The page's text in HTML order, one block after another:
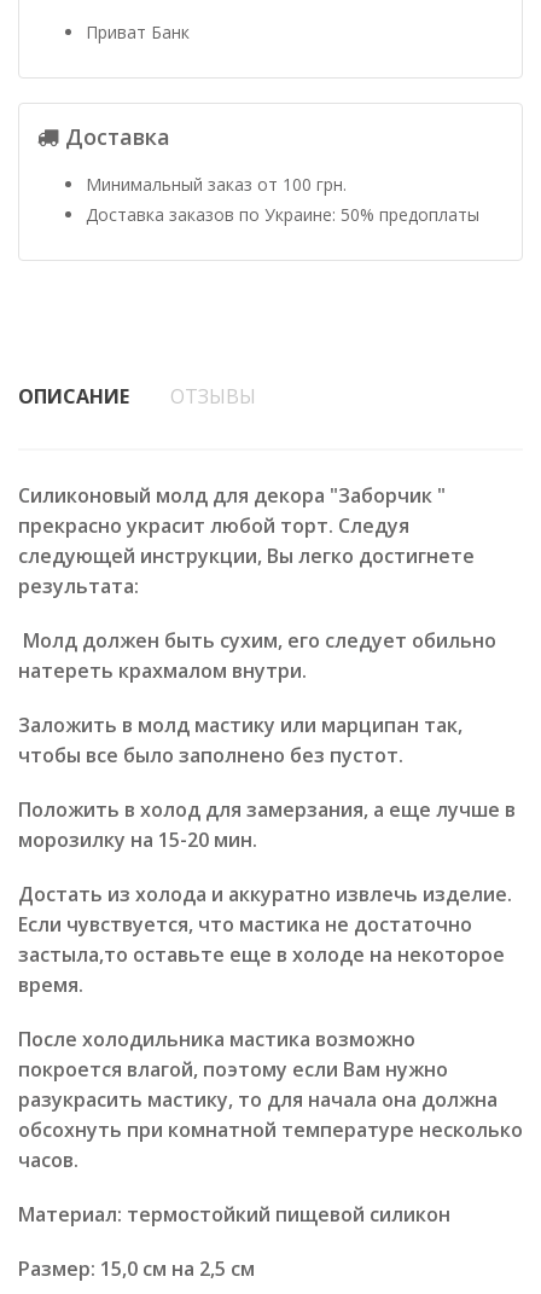
Приват Банк
Доставка
Минимальный заказ от 100 грн.
Доставка заказов по Украине: 50% предоплаты
ОПИСАНИЕ ОТЗЫВЫ
Силиконовый молд для декора "Заборчик "
прекрасно украсит любой торт. Следуя
следующей инструкции, Вы легко достигнете
результата:
Молд должен быть сухим, его следует обильно
натереть крахмалом внутри.
Заложить в молд мастику или марципан так,
чтобы все было заполнено без пустот.
Положить в холод для замерзания, а еще лучше в
морозилку на 15-20 мин.
Достать из холода и аккуратно извлечь изделие.
Если чувствуется, что мастика не достаточно
застыла,то оставьте еще в холоде на некоторое
время.
После холодильника мастика возможно
покроется влагой, поэтому если Вам нужно
разукрасить мастику, то для начала она должна
обсохнуть при комнатной температуре несколько
часов.
Материал: термостойкий пищевой силикон
Размер: 15,0 см на 2,5 см